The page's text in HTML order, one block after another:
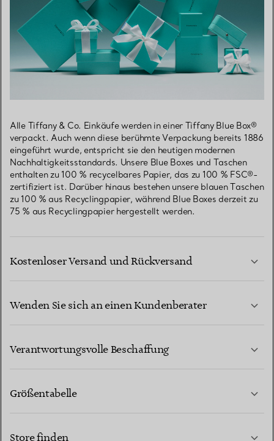
Alle Tiffany & Co. Einkäufe werden in einer Tiffany Blue Box®
verpackt. Auch wenn diese berühmte Verpackung bereits 1886
eingeführt wurde, entspricht sie den heutigen modernen
Nachhaltigkeitsstandards. Unsere Blue Boxes und Taschen
enthalten zu 100 % recycelbares Papier, das zu 100 % FSC®-
zertifiziert ist. Darüber hinaus bestehen unsere blauen Taschen
zu 100 % aus Recyclingpapier, während Blue Boxes derzeit zu
75 % aus Recyclingpapier hergestellt werden.
Kostenloser Versand und Rückversand
Wenden Sie sich an einen Kundenberater
Verantwortungsvolle Beschaffung
Größentabelle
Store finden